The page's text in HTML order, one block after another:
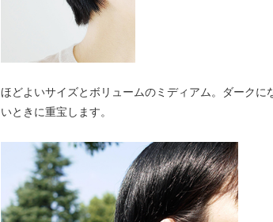
ほどよいサイズとボリュームのミディアム。ダークに
いときに重宝します。